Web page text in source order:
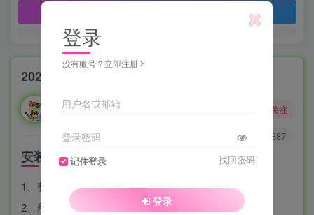
2023最新资源社同款Xiuno模板源码
勇敢的大野狼 关注
4187 1387
安装说明
1、整站程序上传后台
2、然后导入数据库文件到数据库，
登录
没有账号？立即注册
用户名或邮箱
登录密码
记住登录 找回密码
登录